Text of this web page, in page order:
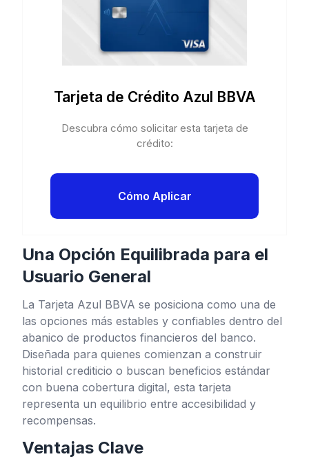
Tarjeta de Crédito Azul BBVA
Descubra cómo solicitar esta tarjeta de
crédito:
Cómo Aplicar
Una Opción Equilibrada para el
Usuario General
La Tarjeta Azul BBVA se posiciona como una de
las opciones más estables y confiables dentro del
abanico de productos financieros del banco.
Diseñada para quienes comienzan a construir
historial crediticio o buscan beneficios estándar
con buena cobertura digital, esta tarjeta
representa un equilibrio entre accesibilidad y
recompensas.
Ventajas Clave